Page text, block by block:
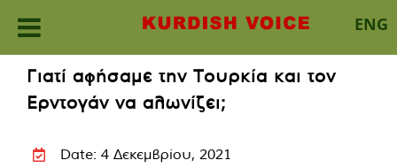
ENG
content
Γιατί αφήσαμε την Τουρκία και τον
Ερντογάν να αλωνίζει;
Date: 4 Δεκεμβρίου, 2021